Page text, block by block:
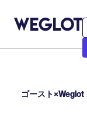
ゴースト×Weglot